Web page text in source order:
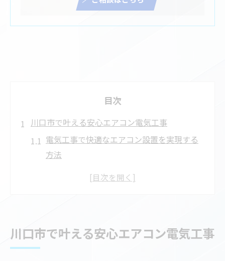
目次
川口市で叶える安心エアコン電気工事
電気工事で快適なエアコン設置を実現する
方法
川口市の電気工事業者選びで重視すべき基
エアコン取り外しにも安心な電気工事の秘
川口市で叶える安心エアコン電気工事